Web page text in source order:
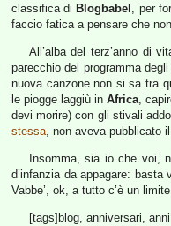
classifica di Blogbabel , per
faccio fatica a pensare che
All’alba del terz’anno di
parecchio del programma
nuova canzone non si sa tra
le piogge laggiù in Africa,
devi morire) con gli stivali
stessa, non aveva pubblicato
Insomma, sia io che voi,
d’infanzia da appagare:
Vabbe’, ok, a tutto c’è un
[tags]blog, anniversari,